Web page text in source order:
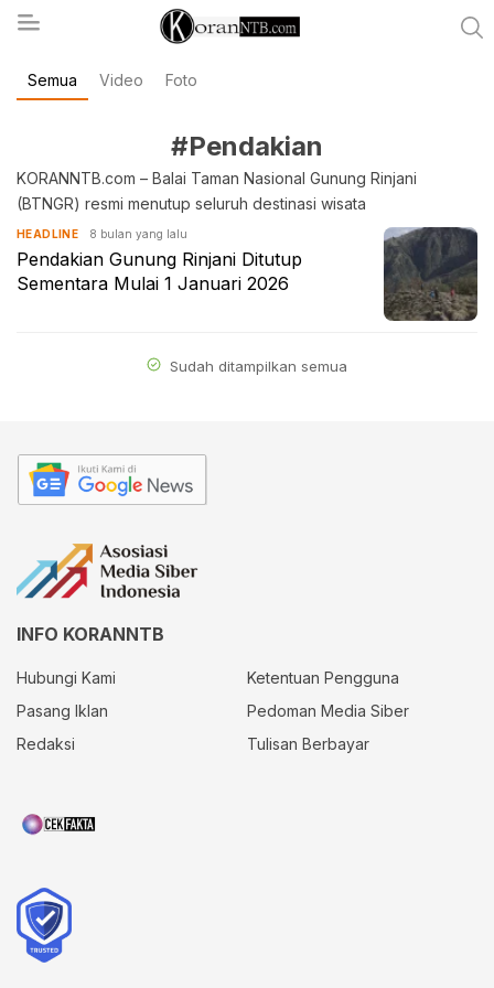
koranntb.com
Semua Video Foto
#Pendakian
KORANNTB.com – Balai Taman Nasional Gunung Rinjani
(BTNGR) resmi menutup seluruh destinasi wisata
HEADLINE 8 bulan yang lalu
Pendakian Gunung Rinjani Ditutup
Sementara Mulai 1 Januari 2026
Sudah ditampilkan semua
INFO KORANNTB
Hubungi Kami
Ketentuan Pengguna
Pasang Iklan
Pedoman Media Siber
Redaksi
Tulisan Berbayar